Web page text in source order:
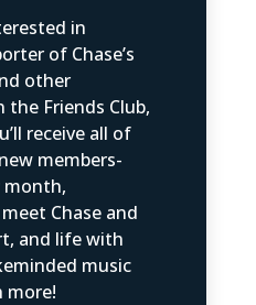
in
of Chase’s
other
the Friends Club,
receive all of
members-
month,
Chase and
and life with
music
more!